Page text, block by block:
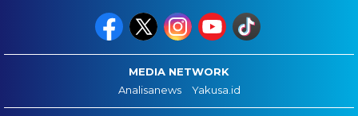
MEDIA NETWORK
Analisanews
Yakusa.id